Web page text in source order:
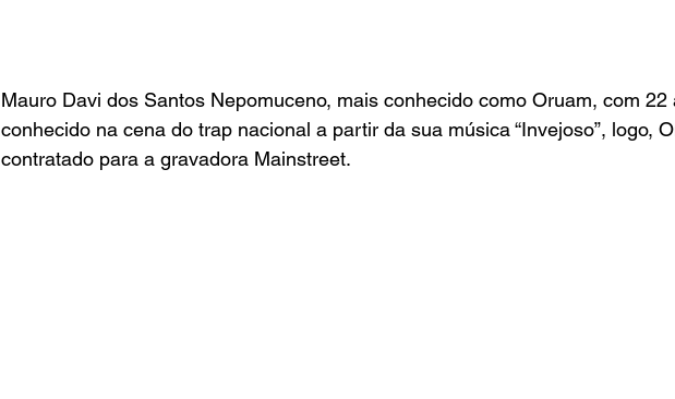
Mauro Davi dos Santos Nepomuceno, mais conhecido como Oruam, com 22
conhecido na cena do trap nacional a partir da sua música “Invejoso”, logo,
contratado para a gravadora Mainstreet.